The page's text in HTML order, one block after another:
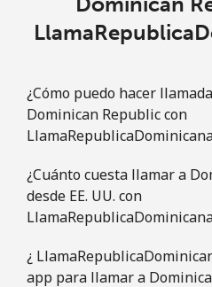
¿Cómo puedo hacer
Dominican Republic con
¿Cuánto cuesta llamar a
desde EE. UU. con
¿
app para llamar a